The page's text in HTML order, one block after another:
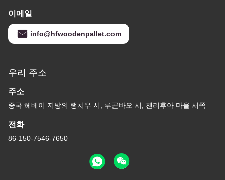
이메일
info@hfwoodenpallet.com
우리 주소
주소
중국 헤베이 지방의 랭치우 시, 루곤바오 시, 첸리후아 마을 서쪽
전화
86-150-7546-7650